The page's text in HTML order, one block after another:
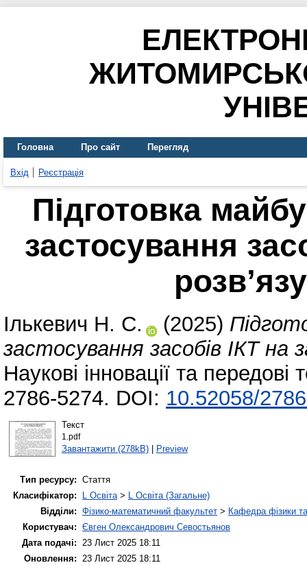
Головна Про сайт Перегляд
Вхід Реєстрація
Підготовка
застосування
Ількевич Н. С. (2025)
застосування засобів ІКТ на
Наукові інновації та
2786-5274. DOI: 10.52058/
Текст
1.pdf
Завантажити (278kB)| Preview
Тип ресурсу: Стаття
Класифікатор:
L Освіта> L Освіта (Загальне)
Відділи: Фізико-математичний факультет > Кафедра фізики
Користувач: Євген Олександрович Севостьянов
Дата подачі: 23 Лист 2025 18:11
Оновлення: 23 Лист 2025 18:11